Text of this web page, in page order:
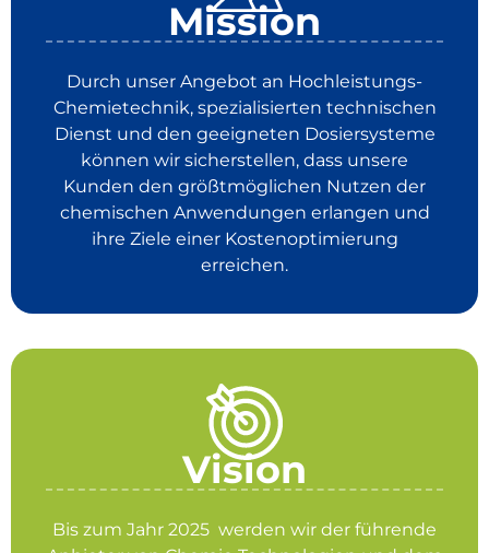
Mission
Durch unser Angebot an Hochleistungs-
Chemietechnik, spezialisierten technischen
Dienst und den geeigneten Dosiersysteme
können wir sicherstellen, dass unsere
Kunden den größtmöglichen Nutzen der
chemischen Anwendungen erlangen und
ihre Ziele einer Kostenoptimierung
erreichen.
Vision
Bis zum Jahr 2025 werden wir der führende